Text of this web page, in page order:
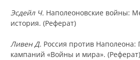
Эсдейл Ч. Наполеоновские войны:
история. (Реферат)
Ливен Д. Россия против Наполеона:
кампаний «Войны и мира». (Реферат)